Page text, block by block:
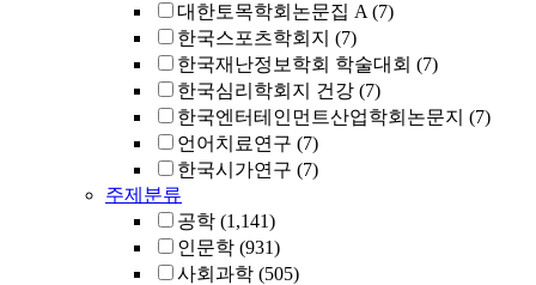
대한토목학회논문집 A (7)
한국스포츠학회지 (7)
한국재난정보학회 학술대회 (7)
한국심리학회지 건강 (7)
한국엔터테인먼트산업학회논문지 (7)
언어치료연구 (7)
한국시가연구 (7)
주제분류
공학 (1,141)
인문학 (931)
사회과학 (505)